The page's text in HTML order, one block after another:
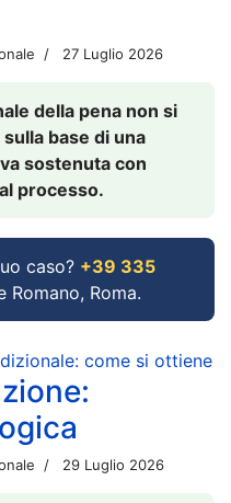
27 Luglio 2026
della pena non si
base di una
sostenuta con
processo.
caso? +39 335
Roma.
come si ottiene
29 Luglio 2026